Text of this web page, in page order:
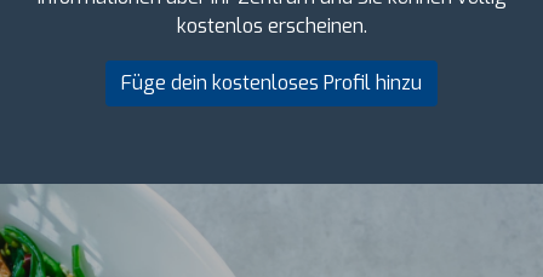
kostenlos erscheinen.
Füge dein kostenloses Profil hinzu